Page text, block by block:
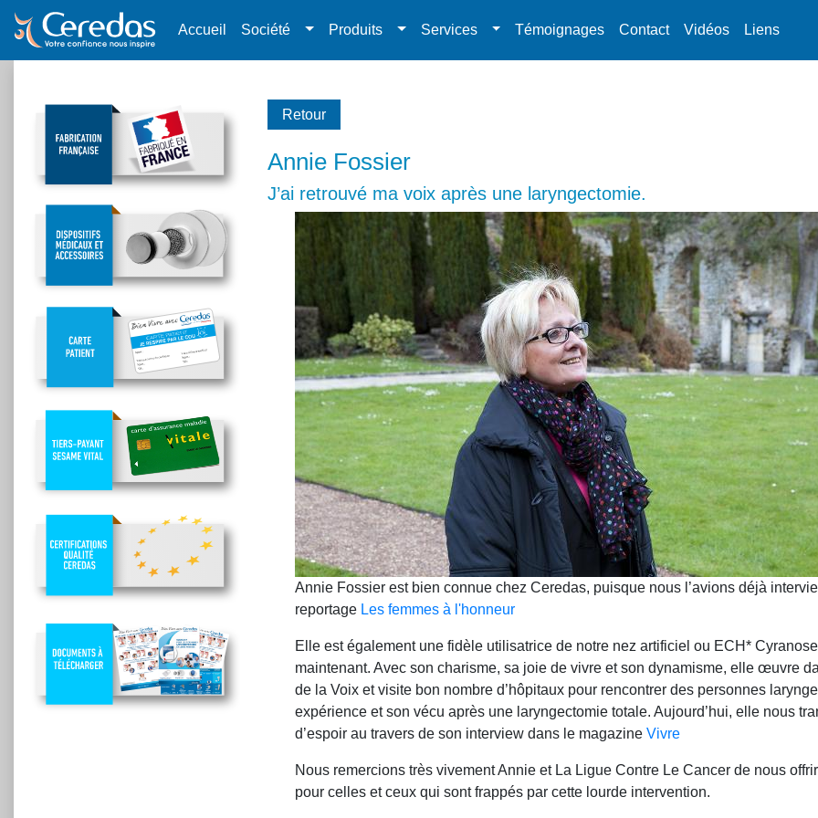
Accueil Société Produits Services Témoignages Contact Vidéos Liens
Retour
Annie Fossier
J’ai retrouvé ma voix après une laryngectomie.
Annie Fossier est bien connue chez Ceredas, puisque nous l’avions déjà
reportage Les femmes à l'honneur
Elle est également une fidèle utilisatrice de notre nez artificiel ou ECH*
maintenant. Avec son charisme, sa joie de vivre et son dynamisme, elle œuvre
de la Voix et visite bon nombre d’hôpitaux pour rencontrer des personnes
expérience et son vécu après une laryngectomie totale. Aujourd’hui, elle nous
d’espoir au travers de son interview dans le magazine Vivre
Nous remercions très vivement Annie et La Ligue Contre Le Cancer de nous
pour celles et ceux qui sont frappés par cette lourde intervention.